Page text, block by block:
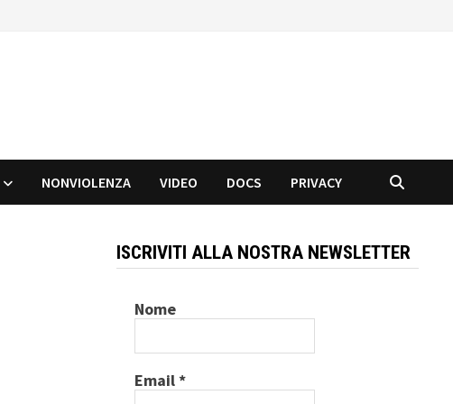
NONVIOLENZA VIDEO DOCS PRIVACY
ISCRIVITI ALLA NOSTRA NEWSLETTER
Nome
Email*